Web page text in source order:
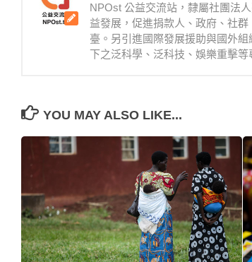
NPOst 公益交流站，隸屬社團法
益發展，促進捐款人、政府、社
臺。另引進國際發展援助與國外
下之泛科學、泛科技、娛樂重擊
YOU MAY ALSO LIKE...